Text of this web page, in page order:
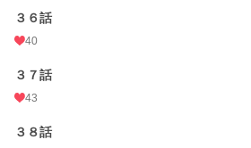
３６話
40
３７話
43
３８話